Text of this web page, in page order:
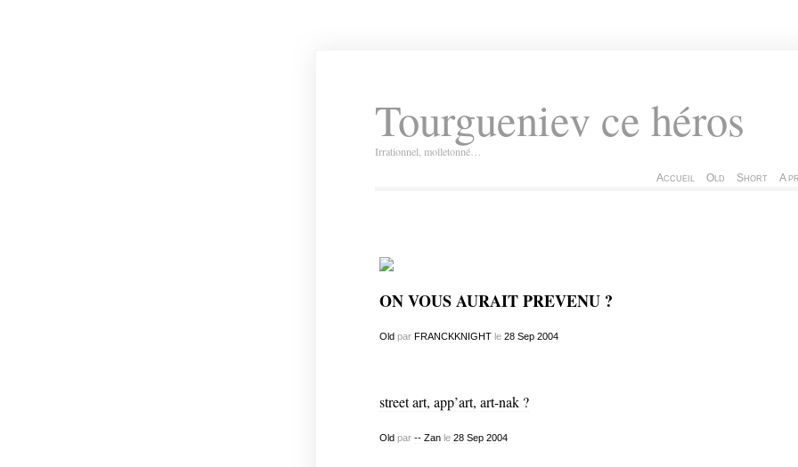
Tourgueniev ce héros
Irrationnel, molletonné…
Accueil Old Short A
ON VOUS AURAIT PREVENU ?
Oldpar FRANCKKNIGHTle 28 Sep 2004
street art, app’art, art-nak ?
Oldpar -- Zanle 28 Sep 2004